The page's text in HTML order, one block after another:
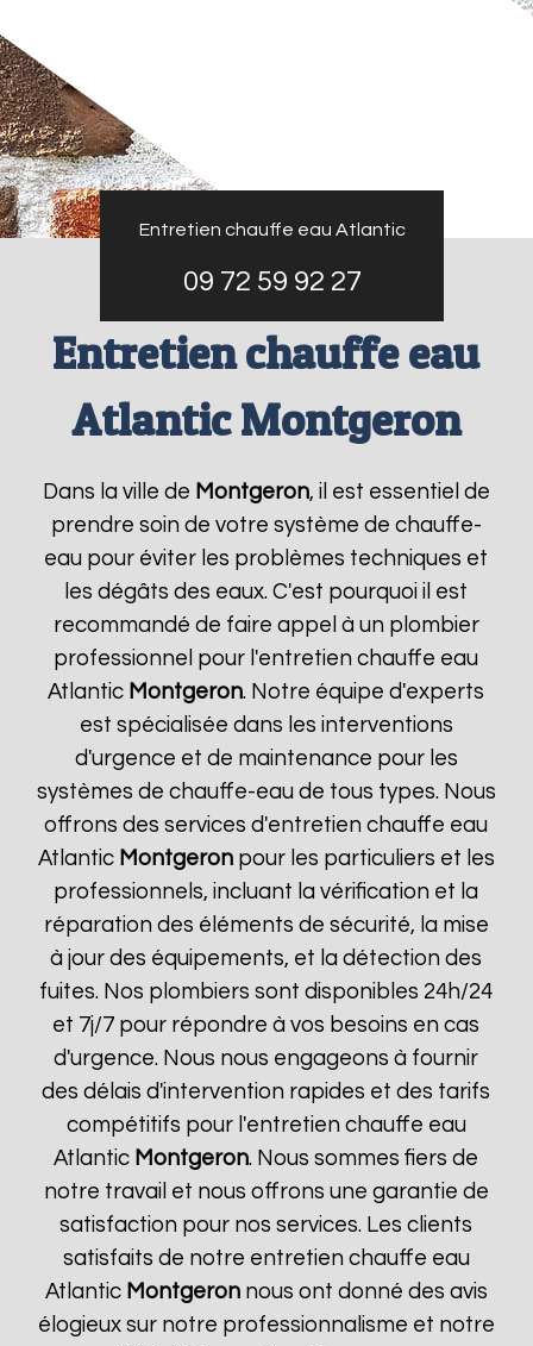
Entretien chauffe eau Atlantic
09 72 59 92 27
Entretien chauffe eau
Atlantic Montgeron
Dans la ville de Montgeron, il est essentiel de
prendre soin de votre système de chauffe-
eau pour éviter les problèmes techniques et
les dégâts des eaux. C'est pourquoi il est
recommandé de faire appel à un plombier
professionnel pour l'entretien chauffe eau
Atlantic Montgeron. Notre équipe d'experts
est spécialisée dans les interventions
d'urgence et de maintenance pour les
systèmes de chauffe-eau de tous types. Nous
offrons des services d'entretien chauffe eau
Atlantic Montgeronpour les particuliers et les
professionnels, incluant la vérification et la
réparation des éléments de sécurité, la mise
à jour des équipements, et la détection des
fuites. Nos plombiers sont disponibles 24h/24
et 7j/7 pour répondre à vos besoins en cas
d'urgence. Nous nous engageons à fournir
des délais d'intervention rapides et des tarifs
compétitifs pour l'entretien chauffe eau
Atlantic Montgeron. Nous sommes fiers de
notre travail et nous offrons une garantie de
satisfaction pour nos services. Les clients
satisfaits de notre entretien chauffe eau
Atlantic Montgeronnous ont donné des avis
élogieux sur notre professionnalisme et notre